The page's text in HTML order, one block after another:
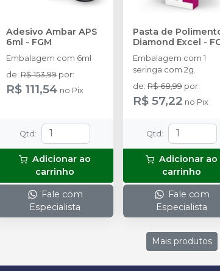
Adesivo Ambar APS
6ml - FGM
Embalagem com 6ml
de: R$ 153,99 por:
R$ 111,54 no Pix
Qtd :
Adicionar ao
carrinho
Fale com
Especialista
Pasta de
Diamond Excel -
Embalagem com 1
seringa com 2g.
de: R$ 68,99 por:
R$ 57,22 no Pix
Qtd :
Adicionar ao
carrinho
Fale com
Especialista
Mais produtos